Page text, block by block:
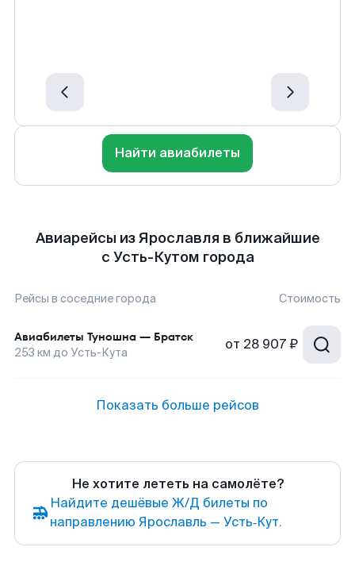
Найти авиабилеты
Авиарейсы из Ярославля в ближайшие
с Усть-Кутом города
Рейсы в соседние города Стоимость
Авиабилеты Туношна — Братск
253 км до Усть-Кута от 28 907 ₽
Показать больше рейсов
Не хотите лететь на самолёте?
Найдите дешёвые Ж/Д билеты по
направлению Ярославль — Усть‑Кут.